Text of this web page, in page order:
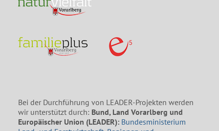
Bei der Durchführung von LEADER-Projekten werden
wir unterstützt durch: Bund, Land Vorarlberg und
Europäischer Union (LEADER): Bundesministerium